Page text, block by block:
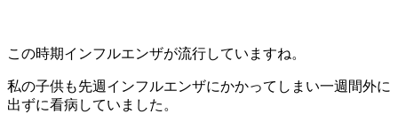
この時期インフルエンザが流行していますね。
私の子供も先週インフルエンザにかかってしまい一週間外に
出ずに看病していました。